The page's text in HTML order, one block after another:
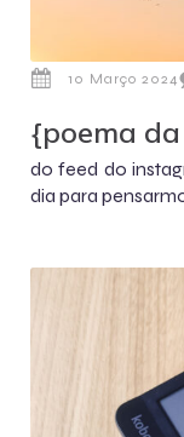
10 Março 2024
{poema
do feed do
dia para